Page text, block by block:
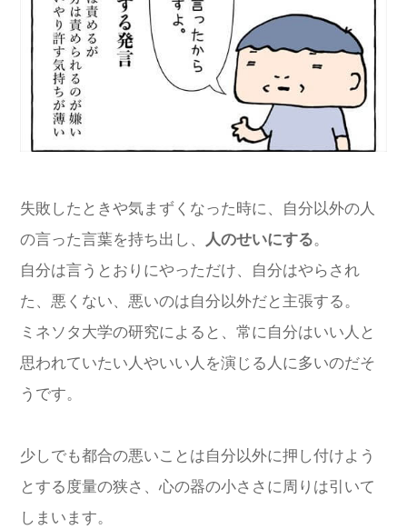
失敗したときや気まずくなった時に、自分以外の人
の言った言葉を持ち出し、
人のせいにする。
自分は言うとおりにやっただけ、自分はやらされ
た、悪くない、悪いのは自分以外だと主張する。
ミネソタ大学の研究によると、常に自分はいい人と
思われていたい人やいい人を演じる人に多いのだそ
うです。
少しでも都合の悪いことは自分以外に押し付けよう
とする度量の狭さ、心の器の小ささに周りは引いて
しまいます。